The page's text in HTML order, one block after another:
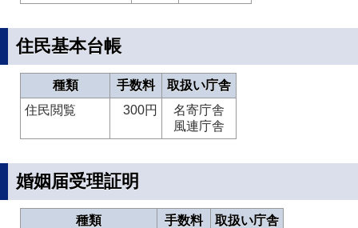
住民基本台帳
種類 手数料
取扱い庁舎
住民閲覧
300円
名寄庁舎
風連庁舎
婚姻届受理証明
種類 手数料
取扱い庁舎